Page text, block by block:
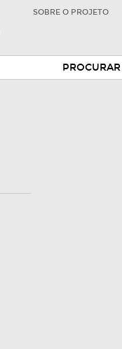
SOBRE O PROJETO
PROCURAR